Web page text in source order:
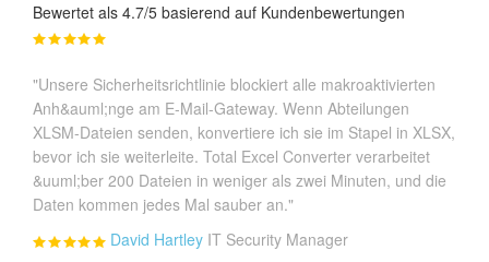
Bewertet als 4.7/5 basierend auf Kundenbewertungen
"Unsere Sicherheitsrichtlinie blockiert alle makroaktivierten
Anh&auml;nge am E-Mail-Gateway. Wenn Abteilungen
XLSM-Dateien senden, konvertiere ich sie im Stapel in XLSX,
bevor ich sie weiterleite. Total Excel Converter verarbeitet
&uuml;ber 200 Dateien in weniger als zwei Minuten, und die
Daten kommen jedes Mal sauber an."
David Hartley IT Security Manager